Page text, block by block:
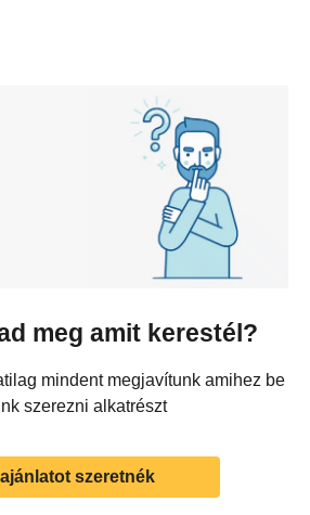
meg amit kerestél?
mindent megjavítunk amihez be
szerezni alkatrészt
szeretnék